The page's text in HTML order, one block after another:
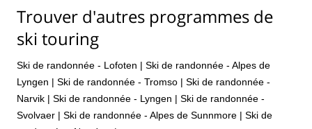
Trouver d'autres programmes de
ski touring
Ski de randonnée - Lofoten | Ski de randonnée - Alpes de
Lyngen | Ski de randonnée - Tromso | Ski de randonnée -
Narvik | Ski de randonnée - Lyngen | Ski de randonnée -
Svolvaer | Ski de randonnée - Alpes de Sunnmore | Ski de